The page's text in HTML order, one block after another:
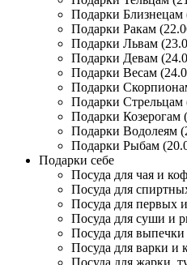
Подарки Близнецам
Подарки Ракам
Подарки Львам
Подарки Девам
Подарки Весам
Подарки
Подарки Стрельцам
Подарки Козерогам
Подарки Водолеям
Подарки Рыбам
Подарки себе
Посуда для чая и
Посуда для
Посуда для первых
Посуда для суши и
Посуда для выпечки
Посуда для варки и
Посуда для жарки,